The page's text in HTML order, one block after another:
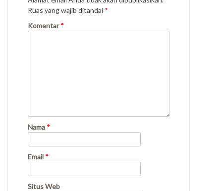
Ruas yang wajib ditandai *
Komentar*
Nama *
Email *
Situs Web